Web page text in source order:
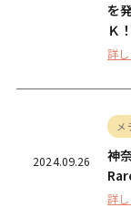
を
Ｋ
詳
2024.09.26
メ
神
詳